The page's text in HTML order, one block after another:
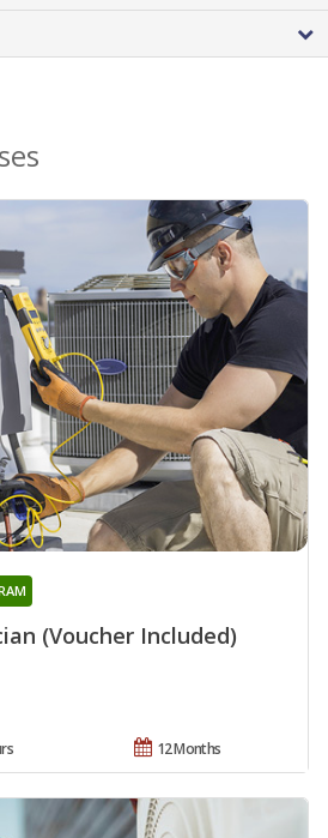
(Voucher Included)
12 Months